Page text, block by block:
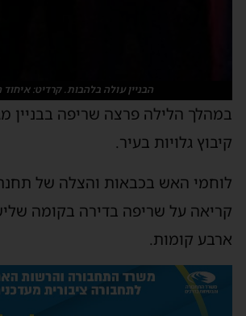
הבניין עולה בלהבות. קרדיט: איחוד
הלילה פרצה שריפה בבניין
גלויות בעיר.
האש בכבאות והצלה של תחנת
על שריפה בדירה בקומה
קומות.